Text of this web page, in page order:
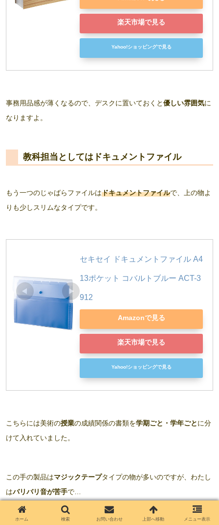
楽天市場で見る
Yahoo!ショッピングで見る
事務用品感が薄くなるので、デスクに置いておくと優しい雰囲気に
なりますよ。
教科担当としてはドキュメントファイル
もう一つのじゃばらファイルはドキュメントファイルで、上の物よ
りも少しスリムなタイプです。
セキセイ ドキュメントファイル A4
13ポケット コバルトブルー ACT-3
912
Amazonで見る
楽天市場で見る
Yahoo!ショッピングで見る
こちらには美術の授業の成績関係の書類を学期ごと・学年ごとに分
けて入れていました。
この手の製品はマジックテープタイプの物が多いのですが、わたし
はバリバリ音が苦手で…
ホーム 検索 お問い合わせ 上部へ移動 メニュー表示